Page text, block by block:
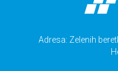
Adresa: Zelenih